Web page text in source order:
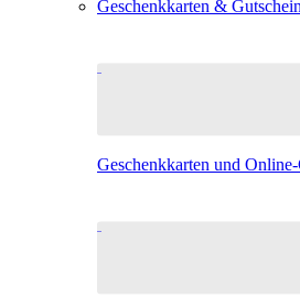
Geschenkkarten &
Geschenkkarten und